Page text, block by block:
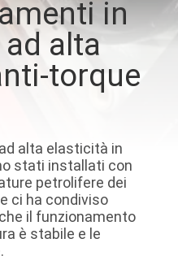
in
alta
torque
alta elasticità in
stati installati con
petrolifere dei
ci ha condiviso
il funzionamento
è stabile e le